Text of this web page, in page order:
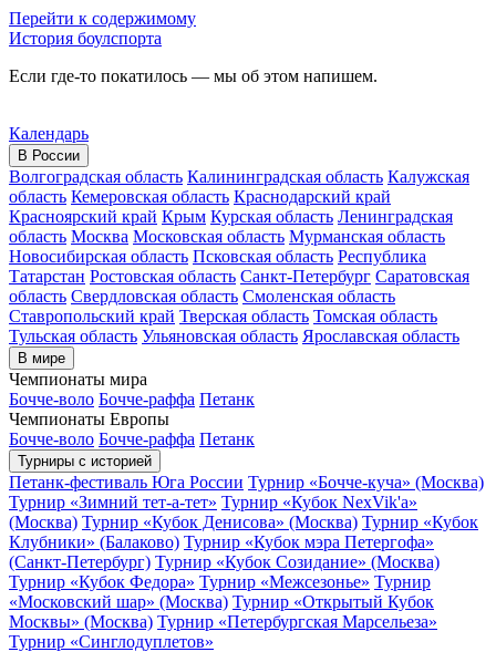
Перейти к содержимому
История боулспорта
Если где-то покатилось — мы об этом напишем.
Календарь
В России
Волгоградская область Калининградская область Калужская
область Кемеровская область Краснодарский край
Красноярский край Крым Курская область Ленинградская
область Москва Московская область Мурманская область
Новосибирская область Псковская область Республика
Татарстан Ростовская область Санкт-Петербург Саратовская
область Свердловская область Смоленская область
Ставропольский край Тверская область Томская область
Тульская область Ульяновская область Ярославская область
В мире
Чемпионаты мира
Бочче-воло Бочче-раффа Петанк
Чемпионаты Европы
Бочче-воло Бочче-раффа Петанк
Турниры с историей
Петанк-фестиваль Юга России Турнир «Бочче-куча» (Москва)
Турнир «Зимний тет-а-тет» Турнир «Кубок NexVik'a»
(Москва) Турнир «Кубок Денисова» (Москва) Турнир «Кубок
Клубники» (Балаково) Турнир «Кубок мэра Петергофа»
(Санкт-Петербург) Турнир «Кубок Созидание» (Москва)
Турнир «Кубок Федора» Турнир «Межсезонье» Турнир
«Московский шар» (Москва) Турнир «Открытый Кубок
Москвы» (Москва) Турнир «Петербургская Марсельеза»
Турнир «Синглодуплетов»